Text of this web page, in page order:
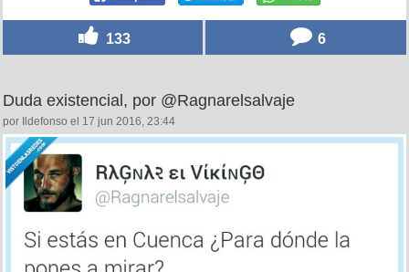
133 6
Duda existencial, por @Ragnarelsalvaje
por Ildefonso el 17 jun 2016, 23:44